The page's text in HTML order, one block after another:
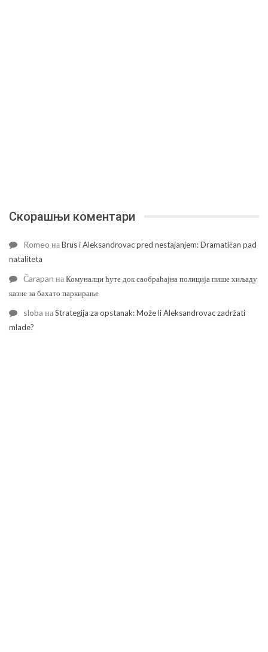
Скорашњи коментари
Romeo наBrus i Aleksandrovac pred nestajanjem: Dramatičan pad
nataliteta
Čarapan наКомуналци ћуте док саобраћајна полиција пише хиљаду
казне за бахато паркирање
sloba наStrategija za opstanak: Može li Aleksandrovac zadržati
mlade?